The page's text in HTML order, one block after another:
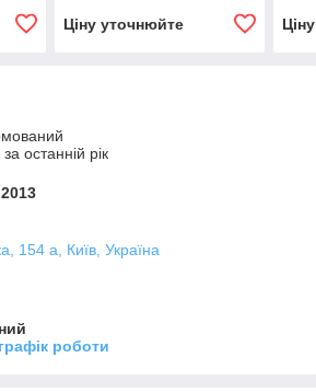
Ціну уточнюйте
останній рік
154 а, Київ, Україна
роботи